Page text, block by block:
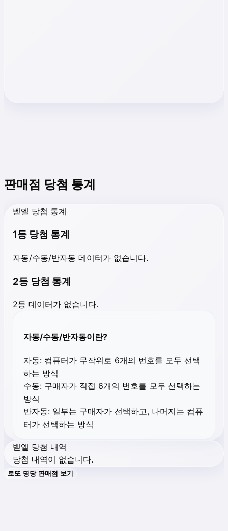
판매점 당첨 통계
벧엘 당첨 통계
1등 당첨 통계
자동/수동/반자동 데이터가 없습니다.
2등 당첨 통계
2등 데이터가 없습니다.
자동/수동/반자동이란?
자동: 컴퓨터가 무작위로 6개의 번호를 모두 선택
하는 방식
수동: 구매자가 직접 6개의 번호를 모두 선택하는
방식
반자동: 일부는 구매자가 선택하고, 나머지는 컴퓨
터가 선택하는 방식
벧엘 당첨 내역
당첨 내역이 없습니다.
로또 명당 판매점 보기